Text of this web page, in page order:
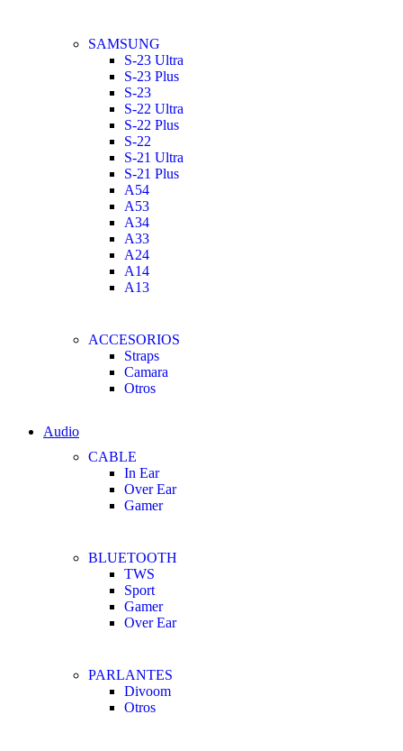
SAMSUNG
S-23 Ultra
S-23 Plus
S-23
S-22 Ultra
S-22 Plus
S-22
S-21 Ultra
S-21 Plus
A54
A53
A34
A33
A24
A14
A13
ACCESORIOS
Straps
Camara
Otros
Audio
CABLE
In Ear
Over Ear
Gamer
BLUETOOTH
TWS
Sport
Gamer
Over Ear
PARLANTES
Divoom
Otros